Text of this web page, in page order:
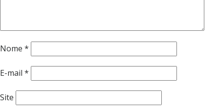
Nome *
E-mail *
Site